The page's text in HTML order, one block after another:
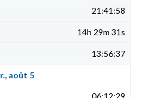
21:41:58
14h 29m 31s
13:56:37
août 5